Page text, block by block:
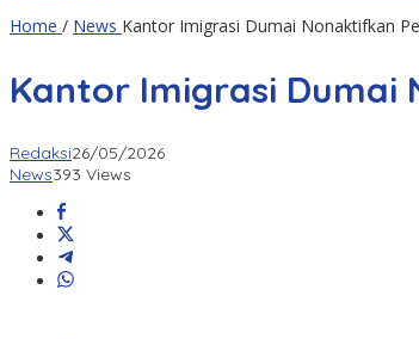
Home / News Kantor Imigrasi Dumai Nonaktifkan
Kantor Imigrasi Dumai
Redaksi26/05/2026
News393 Views